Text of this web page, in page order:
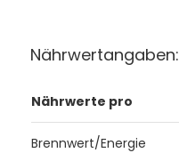
Nährwertangaben:
Nährwerte pro
Brennwert/Energie